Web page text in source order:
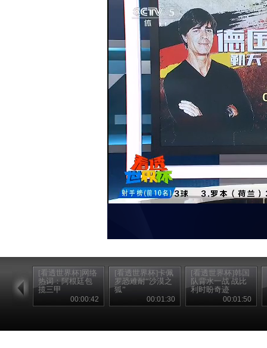
[看透世界杯]网络
热词：阿根廷包
揽三甲
00:00:42
[看透世界杯]卡佩
罗恐难耐“沙漠之
狐”
00:01:30
[看透世界杯]韩国
队背水一战 战比
利时盼奇迹
00:01:50